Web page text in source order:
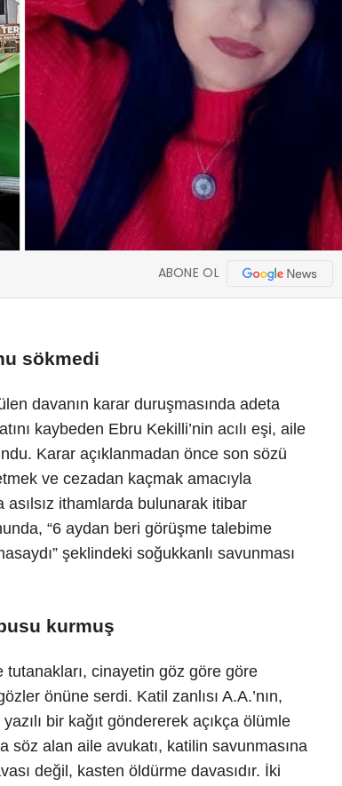
ABONE OL
sökmedi
davanın karar duruşmasında adeta
kaybeden Ebru Kekilli’nin acılı eşi, aile
Karar açıklanmadan önce son sözü
ve cezadan kaçmak amacıyla
asılsız ithamlarda bulunarak itibar
“6 aydan beri görüşme talebime
şeklindeki soğukkanlı savunması
kurmuş
cinayetin göz göre göre
önüne serdi. Katil zanlısı A.A.’nın,
bir kağıt göndererek açıkça ölümle
söz alan aile avukatı, katilin savunmasına
değil, kasten öldürme davasıdır. İki